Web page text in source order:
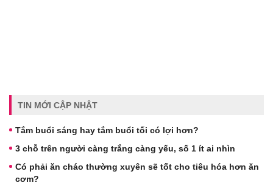
TIN MỚI CẬP NHẬT
Tắm buổi sáng hay tắm buổi tối có lợi hơn?
3 chỗ trên người càng trắng càng yếu, số 1 ít ai nhìn
Có phải ăn cháo thường xuyên sẽ tốt cho tiêu hóa hơn ăn
cơm?